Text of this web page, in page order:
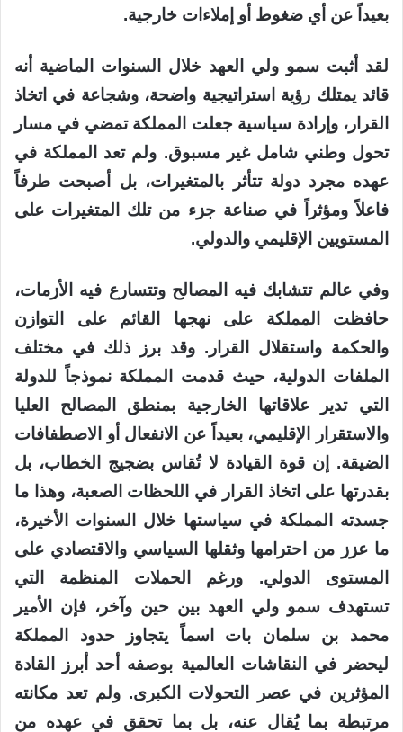
بعيداً عن أي ضغوط أو إملاءات خارجية.
لقد أثبت سمو ولي العهد خلال السنوات الماضية أنه
قائد يمتلك رؤية استراتيجية واضحة، وشجاعة في اتخاذ
القرار، وإرادة سياسية جعلت المملكة تمضي في مسار
تحول وطني شامل غير مسبوق. ولم تعد المملكة في
عهده مجرد دولة تتأثر بالمتغيرات، بل أصبحت طرفاً
فاعلاً ومؤثراً في صناعة جزء من تلك المتغيرات على
المستويين الإقليمي والدولي.
وفي عالم تتشابك فيه المصالح وتتسارع فيه الأزمات،
حافظت المملكة على نهجها القائم على التوازن
والحكمة واستقلال القرار. وقد برز ذلك في مختلف
الملفات الدولية، حيث قدمت المملكة نموذجاً للدولة
التي تدير علاقاتها الخارجية بمنطق المصالح العليا
والاستقرار الإقليمي، بعيداً عن الانفعال أو الاصطفافات
الضيقة. إن قوة القيادة لا تُقاس بضجيج الخطاب، بل
بقدرتها على اتخاذ القرار في اللحظات الصعبة، وهذا ما
جسدته المملكة في سياستها خلال السنوات الأخيرة،
ما عزز من احترامها وثقلها السياسي والاقتصادي على
المستوى الدولي. ورغم الحملات المنظمة التي
تستهدف سمو ولي العهد بين حين وآخر، فإن الأمير
محمد بن سلمان بات اسماً يتجاوز حدود المملكة
ليحضر في النقاشات العالمية بوصفه أحد أبرز القادة
المؤثرين في عصر التحولات الكبرى. ولم تعد مكانته
مرتبطة بما يُقال عنه، بل بما تحقق في عهده من